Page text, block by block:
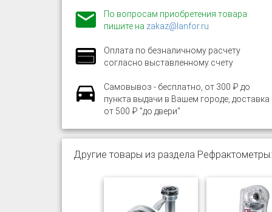
По вопросам приобретения товара
пишите на zakaz@lanfor.ru
Оплата по безналичному расчету
согласно выставленному счету
Самовывоз - бесплатно, от 300 ₽ до
пункта выдачи в Вашем городе, доставка
от 500 ₽ "до двери"
Другие товары из раздела Рефрактометры: